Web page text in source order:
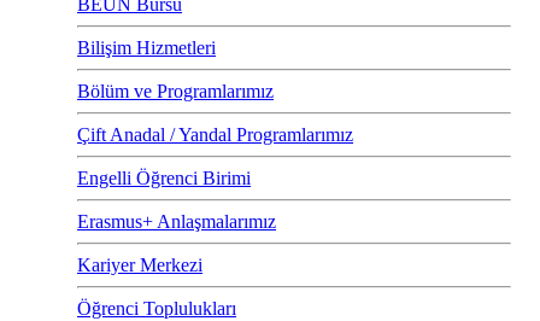
BEUN Bursu
Bilişim Hizmetleri
Bölüm ve Programlarımız
Çift Anadal / Yandal Programlarımız
Engelli Öğrenci Birimi
Erasmus+ Anlaşmalarımız
Kariyer Merkezi
Öğrenci Toplulukları